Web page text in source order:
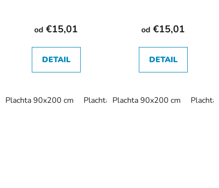
od €15,01
DETAIL
Plachta 90x200 cm Plachta 120x200 cm Plachta
od €15,01
DETAIL
Plachta 90x200 cm